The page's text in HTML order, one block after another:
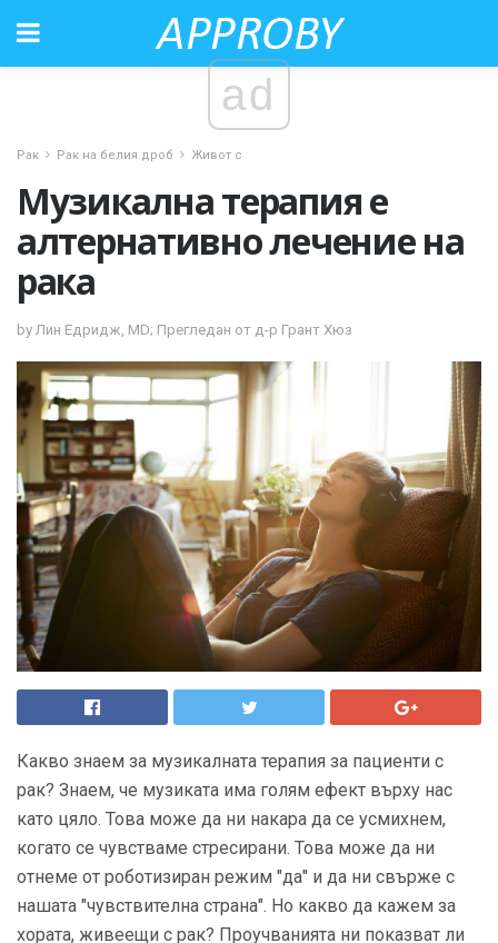
ad
Рак Рак на белия дроб Живот с
Музикална терапия е
алтернативно лечение на
рака
by Лин Едридж, MD; Прегледан от д-р Грант Хюз
Какво знаем за музикалната терапия за пациенти с
рак? Знаем, че музиката има голям ефект върху нас
като цяло. Това може да ни накара да се усмихнем,
когато се чувстваме стресирани. Това може да ни
отнеме от роботизиран режим "да" и да ни свърже с
нашата "чувствителна страна". Но какво да кажем за
хората, живеещи с рак? Проучванията ни показват ли